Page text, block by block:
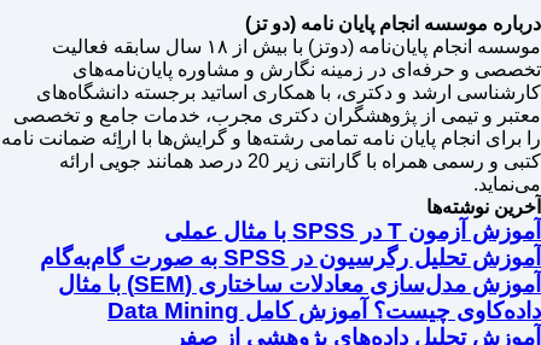
درباره موسسه انجام پایان نامه (دو تز)
موسسه انجام پایان‌نامه (دوتز) با بیش از ۱۸ سال سابقه فعالیت
تخصصی و حرفه‌ای در زمینه نگارش و مشاوره پایان‌نامه‌های
کارشناسی ارشد و دکتری، با همکاری اساتید برجسته دانشگاه‌های
معتبر و تیمی از پژوهشگران دکتری مجرب، خدمات جامع و تخصصی
را برای انجام پایان نامه تمامی رشته‌ها و گرایش‌ها با اراِئه ضمانت نامه
کتبی و رسمی همراه با گارانتی زیر 20 درصد همانند جویی ارائه
می‌نماید.
آخرین نوشته‌ها
آموزش آزمون T در SPSS با مثال عملی
آموزش تحلیل رگرسیون در SPSS به صورت گام‌به‌گام
آموزش مدل‌سازی معادلات ساختاری (SEM) با مثال
داده‌کاوی چیست؟ آموزش کامل Data Mining
آموزش تحلیل داده‌های پژوهشی از صفر